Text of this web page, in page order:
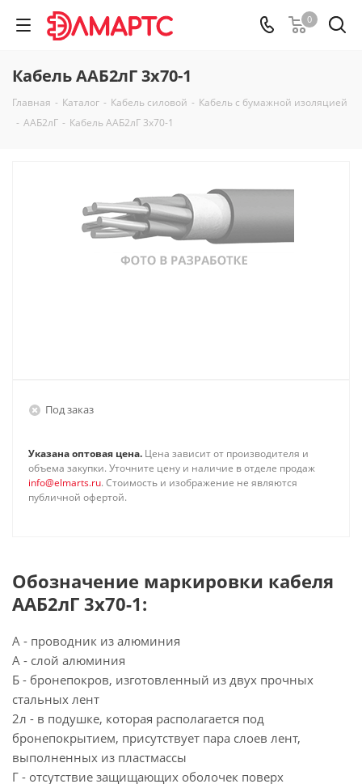
0
Кабель ААБ2лГ 3х70-1
Главная - Каталог - Кабель силовой - Кабель с бумажной изоляцией
- ААБ2лГ - Кабель ААБ2лГ 3х70-1
Под заказ
Указана оптовая цена. Цена зависит от производителя и
объема закупки. Уточните цену и наличие в отделе продаж
info@elmarts.ru. Стоимость и изображение не являются
публичной офертой.
Обозначение маркировки кабеля
ААБ2лГ 3х70-1:
А - проводник из алюминия
А - слой алюминия
Б - бронепокров, изготовленный из двух прочных
стальных лент
2л - в подушке, которая располагается под
бронепокрытием, присутствует пара слоев лент,
выполненных из пластмассы
Г - отсутствие защищающих оболочек поверх